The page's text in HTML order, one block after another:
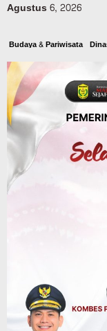
Agustus 6, 2026
Budaya & Pariwisata
Objek
Ditutup
Kebarakan
Agustus 6, 2026
Kalsel
Kolaborasi
Komunitas
Penghijauan
Dinas PUPR Kalsel
Tindak